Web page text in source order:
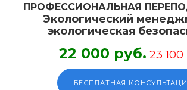
ПРОФЕССИОНАЛЬНАЯ
Экологический
экологическая
22 000 руб. 23 100
БЕСПЛАТНАЯ